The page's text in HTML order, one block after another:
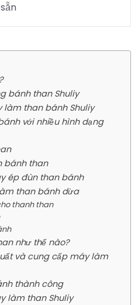
bánh than Shuliy
làm than bánh Shuliy
với nhiều hình dạng
bánh than
ép đùn than bánh
than bánh dừa
thanh than
như thế nào?
và cung cấp máy làm
thành công
làm than Shuliy